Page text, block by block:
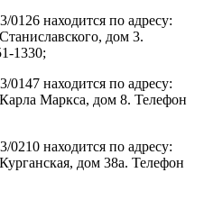
находится по адресу:
дом 3.
1330;
находится по адресу:
Маркса, дом 8. Телефон
находится по адресу:
дом 38а. Телефон